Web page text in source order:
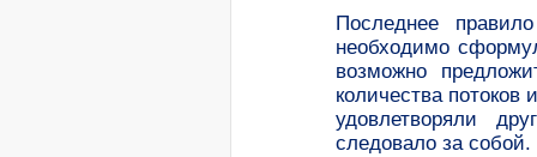
Последнее
необходимо
возможно
количества
удовлетворяли
следовало за собой.